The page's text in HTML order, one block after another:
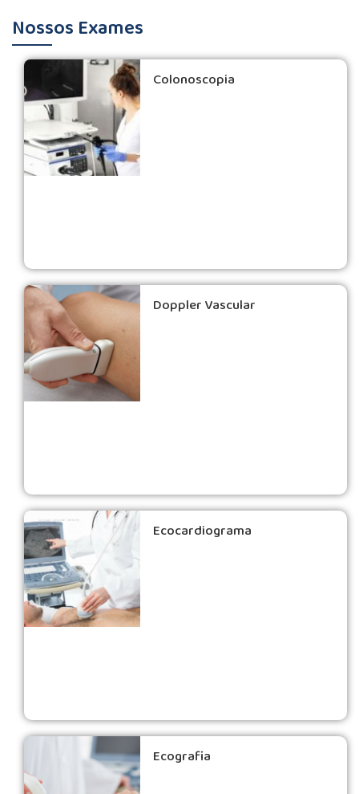
Nossos Exames
Colonoscopia
Doppler Vascular
Ecocardiograma
Ecografia